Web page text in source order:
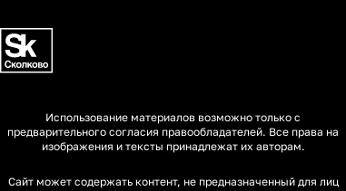
Использование материалов возможно только с
предварительного согласия правообладателей. Все права на
изображения и тексты принадлежат их авторам.
Сайт может содержать контент, не предназначенный для лиц